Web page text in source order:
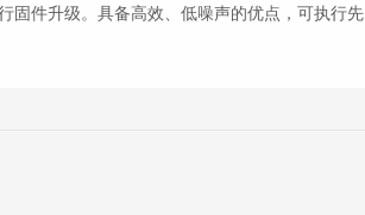
固件升级。具备高效、低噪声的优点，可执行先